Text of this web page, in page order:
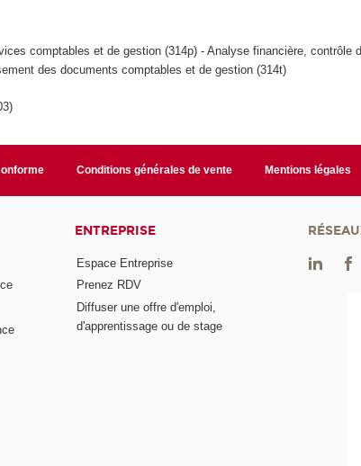
comptables et de gestion (314p) - Analyse financière, contrôle
des documents comptables et de gestion (314t)
Conditions générales de vente Mentions légales
ENTREPRISE
Espace Entreprise
Prenez RDV
Diffuser une offre d'emploi,
d'apprentissage ou de stage